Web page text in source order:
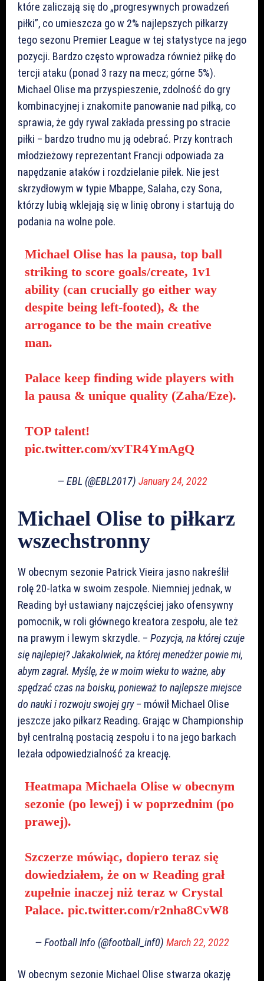
które zaliczają się do „progresywnych prowadzeń
piłki”, co umieszcza go w 2% najlepszych piłkarzy
tego sezonu Premier League w tej statystyce na jego
pozycji. Bardzo często wprowadza również piłkę do
tercji ataku (ponad 3 razy na mecz; górne 5%).
Michael Olise ma przyspieszenie, zdolność do gry
kombinacyjnej i znakomite panowanie nad piłką, co
sprawia, że gdy rywal zakłada pressing po stracie
piłki – bardzo trudno mu ją odebrać. Przy kontrach
młodzieżowy reprezentant Francji odpowiada za
napędzanie ataków i rozdzielanie piłek. Nie jest
skrzydłowym w typie Mbappe, Salaha, czy Sona,
którzy lubią wklejają się w linię obrony i startują do
podania na wolne pole.
Michael Olise has la pausa, top ball
striking to score goals/create, 1v1
ability (can crucially go either way
despite being left-footed), & the
arrogance to be the main creative
man.
Palace keep finding wide players with
la pausa & unique quality (Zaha/Eze).
TOP talent!
pic.twitter.com/xvTR4YmAgQ
— EBL (@EBL2017) January 24, 2022
Michael Olise to piłkarz
wszechstronny
W obecnym sezonie Patrick Vieira jasno nakreślił
rolę 20-latka w swoim zespole. Niemniej jednak, w
Reading był ustawiany najczęściej jako ofensywny
pomocnik, w roli głównego kreatora zespołu, ale też
na prawym i lewym skrzydle. – Pozycja, na której czuje
się najlepiej? Jakakolwiek, na której menedżer powie mi,
abym zagrał. Myślę, że w moim wieku to ważne, aby
spędzać czas na boisku, ponieważ to najlepsze miejsce
do nauki i rozwoju swojej gry– mówił Michael Olise
jeszcze jako piłkarz Reading. Grając w Championship
był centralną postacią zespołu i to na jego barkach
leżała odpowiedzialność za kreację.
Heatmapa Michaela Olise w obecnym
sezonie (po lewej) i w poprzednim (po
prawej).
Szczerze mówiąc, dopiero teraz się
dowiedziałem, że on w Reading grał
zupełnie inaczej niż teraz w Crystal
Palace. pic.twitter.com/r2nha8CvW8
— Football Info (@football_inf0) March 22, 2022
W obecnym sezonie Michael Olise stwarza okazję